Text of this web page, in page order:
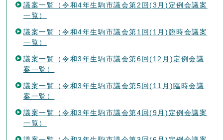
議案一覧（令和4年生駒市議会第2回(3月)定例会議案
一覧）
議案一覧（令和4年生駒市議会第1回(1月)臨時会議案
一覧）
議案一覧（令和3年生駒市議会第6回(12月)定例会議
案一覧）
議案一覧（令和3年生駒市議会第5回(11月)臨時会議
案一覧）
議案一覧（令和3年生駒市議会第4回(9月)定例会議案
一覧）